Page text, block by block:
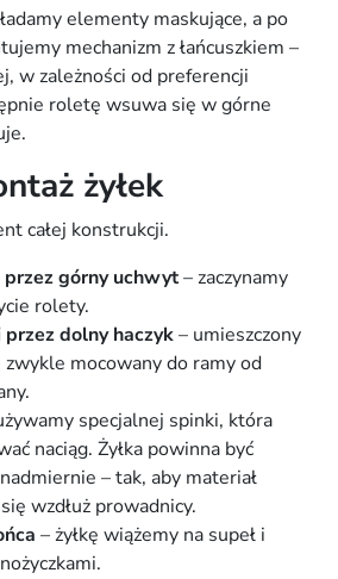
elementy maskujące, a po
mechanizm z łańcuszkiem –
w zależności od preferencji
roletę wsuwa się w górne
żyłek
całej konstrukcji.
przez górny uchwyt– zaczynamy
rolety.
przez dolny haczyk– umieszczony
zwykle mocowany do ramy od
specjalnej spinki, która
naciąg. Żyłka powinna być
– tak, aby materiał
wzdłuż prowadnicy.
– żyłkę wiążemy na supeł i